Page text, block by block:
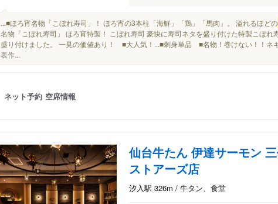
...■ほろ宵名物「こぼれ寿司」！ ほろ宵の3本柱「海鮮」「鶏」「馬肉」。 溢れるほどの
名物「こぼれ寿司」 ほろ宵特製！ こぼれ寿司 豪快に寿司ネタを盛り付けた特製こぼれ
盛り付けました。 一見の価値あり！ ■大人気！...■刺身単品 ■名物！巻けない！！ネ
表作...
ネット予約 空席情報
仙台牛たん 伊達サーモン
ストアーズ店
汐入駅 326m / 牛タン、食堂